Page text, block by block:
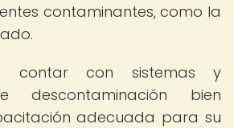
contaminantes, como la
contar con sistemas y
descontaminación bien
adecuada para su